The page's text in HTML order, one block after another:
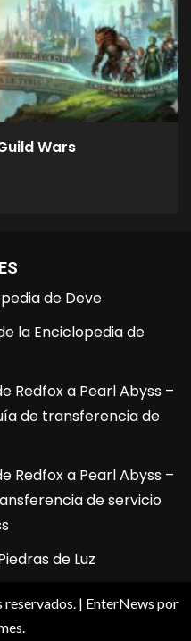
Wars
de Deve
la Enciclopedia de
Redfox a Pearl Abyss –
de transferencia de
Redfox a Pearl Abyss –
de servicio
de Luz
| EnterNews por